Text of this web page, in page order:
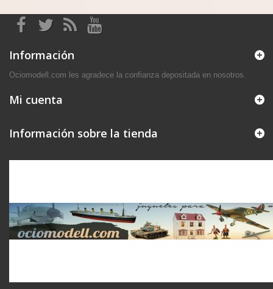
Información
Ociomodell.com les agradece la confianza depositada en nosotros.
Mi cuenta
Información sobre la tienda